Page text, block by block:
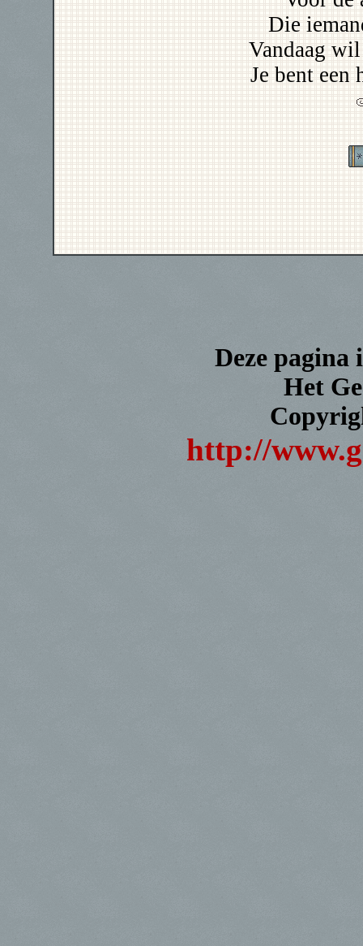
Die
Vandaag
Je bent een
Deze pagina
Het
http://